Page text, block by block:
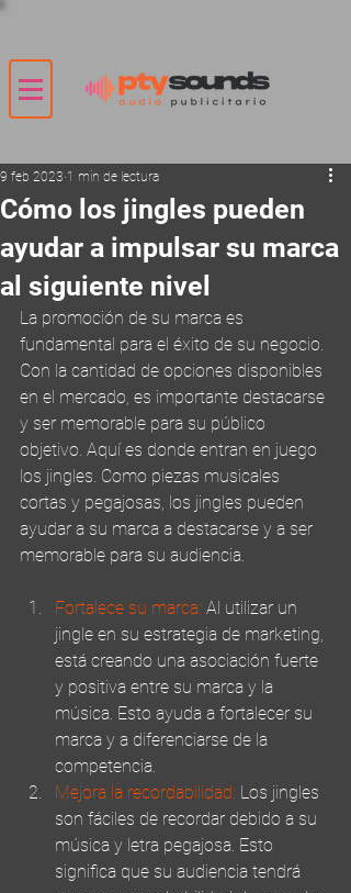
Cómo los jingles pueden
ayudar a impulsar su marca
al siguiente nivel
9 feb 2023 1 min de lectura
La promoción de su marca es
fundamental para el éxito de su negocio.
Con la cantidad de opciones disponibles
en el mercado, es importante destacarse
y ser memorable para su público
objetivo. Aquí es donde entran en juego
los jingles. Como piezas musicales
cortas y pegajosas, los jingles pueden
ayudar a su marca a destacarse y a ser
memorable para su audiencia.
Fortalece su marca: Al utilizar un
jingle en su estrategia de marketing,
está creando una asociación fuerte
y positiva entre su marca y la
música. Esto ayuda a fortalecer su
marca y a diferenciarse de la
competencia.
Mejora la recordabilidad: Los jingles
son fáciles de recordar debido a su
música y letra pegajosa. Esto
significa que su audiencia tendrá